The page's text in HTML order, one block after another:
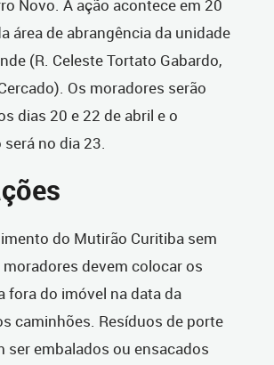
Novo. A ação acontece em 20
área de abrangência da unidade
(R. Celeste Tortato Gabardo,
Os moradores serão
dias 20 e 22 de abril e o
no dia 23.
do Mutirão Curitiba sem
devem colocar os
fora do imóvel na data da
caminhões. Resíduos de porte
ser embalados ou ensacados